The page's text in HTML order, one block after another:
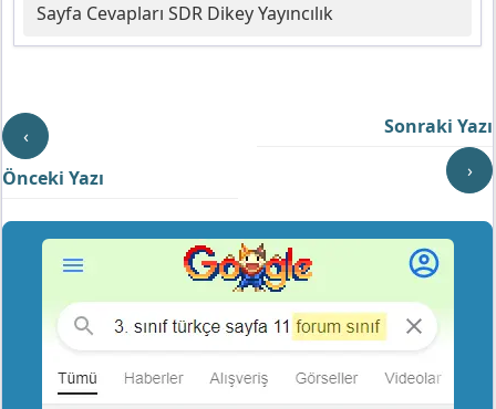
Sayfa Cevapları SDR Dikey Yayıncılık
‹
Önceki Yazı
Sonraki Yazı
›